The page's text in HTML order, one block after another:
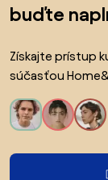
buďte
Získajte prístup
súčasťou